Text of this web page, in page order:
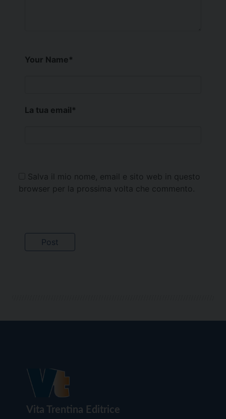
Your Name*
La tua email*
Salva il mio nome, email e sito web in questo
browser per la prossima volta che commento.
Vita Trentina Editrice